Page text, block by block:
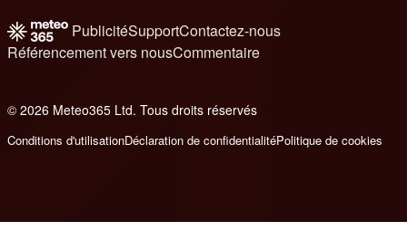
PublicitéSupportContactez-nous
Référencement vers nousCommentaire
© 2026 Meteo365 Ltd. Tous droits réservés
Conditions d'utilisationDéclaration de confidentialitéPolitique de cookies